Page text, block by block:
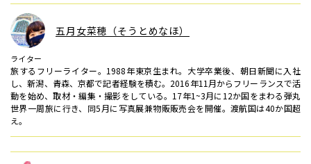
五月女菜穂（そうとめなほ）
ライター
旅するフリーライター。1988年東京生まれ。大学卒業後、朝日新聞に入社
し、新潟、青森、京都で記者経験を積む。2016年11月からフリーランスで活
動を始め、取材・編集・撮影をしている。17年1~3月に12か国をまわる弾丸
世界一周旅に行き、同5月に写真展兼物販販売会を開催。渡航国は40か国超
え。